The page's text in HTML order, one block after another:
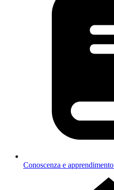
Conoscenza e apprendimento